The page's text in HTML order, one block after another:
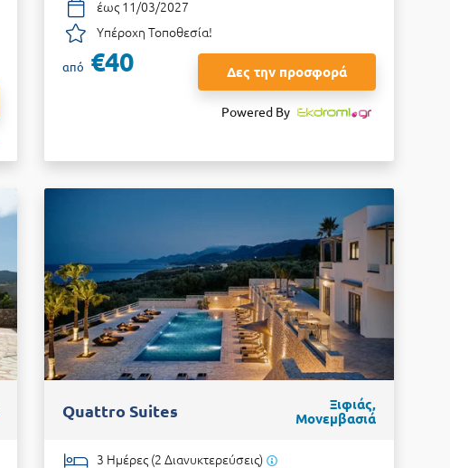
έως 11/03/2027
Υπέροχη Τοποθεσία!
από €40 Δες την προσφορά
Powered By
Quattro Suites
Ξιφιάς,
Μονεμβασιά
3 Ημέρες (2 Διανυκτερεύσεις)